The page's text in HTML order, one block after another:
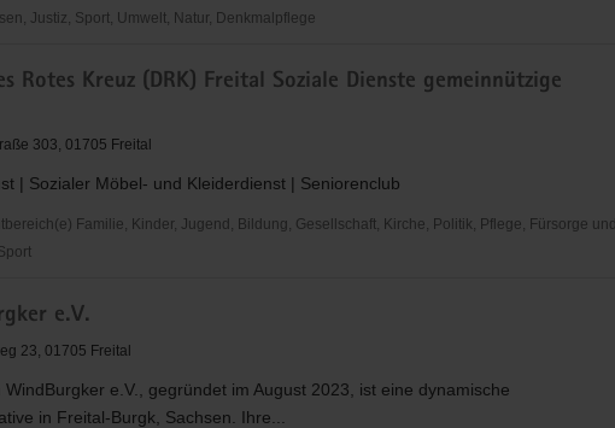
Justiz, Sport, Umwelt, Natur, Denkmalpflege
Rotes Kreuz (DRK) Freital Soziale Dienste gemeinnützige
303, 01705 Freital
| Sozialer Möbel- und Kleiderdienst | Seniorenclub
Familie, Kinder, Jugend, Bildung, Gesellschaft, Kirche, Politik, Pflege, Fürsorge und
e.V.
23, 01705 Freital
WindBurgker e.V., gegründet im August 2023, ist eine dynamische
in Freital-Burgk, Sachsen. Ihre...